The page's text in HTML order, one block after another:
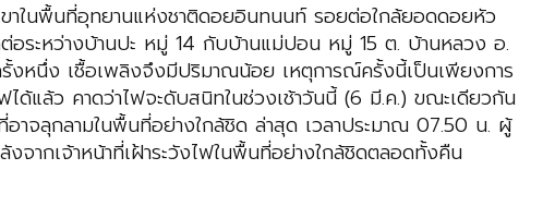
าในพื้นที่อุทยานแห่งชาติดอยอินทนนท์ รอยต่อใกล้ยอดดอยหัว
อระหว่างบ้านปะ หมู่ 14 กับบ้านแม่ปอน หมู่ 15 ต. บ้านหลวง อ.
รั้งหนึ่ง เชื้อเพลิงจึงมีปริมาณน้อย เหตุการณ์ครั้งนี้เป็นเพียงการ
ด้แล้ว คาดว่าไฟจะดับสนิทในช่วงเช้าวันนี้ (6 มี.ค.) ขณะเดียวกัน
าจลุกลามในพื้นที่อย่างใกล้ชิด ล่าสุด เวลาประมาณ 07.50 น. ผู้
ากเจ้าหน้าที่เฝ้าระวังไฟในพื้นที่อย่างใกล้ชิดตลอดทั้งคืน